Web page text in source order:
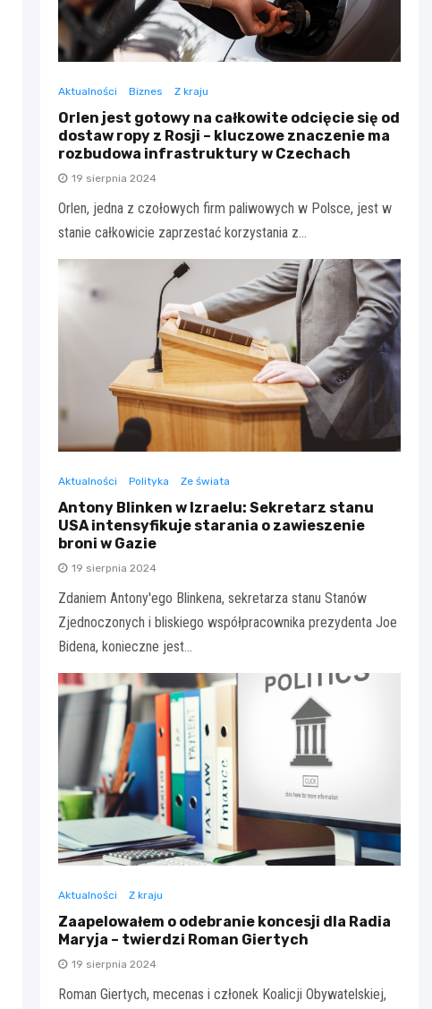
Aktualności Biznes Z kraju
Orlen jest gotowy na całkowite odcięcie się od
dostaw ropy z Rosji – kluczowe znaczenie ma
rozbudowa infrastruktury w Czechach
19 sierpnia 2024
Orlen, jedna z czołowych firm paliwowych w Polsce, jest w
stanie całkowicie zaprzestać korzystania z…
Aktualności Polityka Ze świata
Antony Blinken w Izraelu: Sekretarz stanu
USA intensyfikuje starania o zawieszenie
broni w Gazie
19 sierpnia 2024
Zdaniem Antony'ego Blinkena, sekretarza stanu Stanów
Zjednoczonych i bliskiego współpracownika prezydenta Joe
Bidena, konieczne jest…
Aktualności Z kraju
Zaapelowałem o odebranie koncesji dla Radia
Maryja – twierdzi Roman Giertych
19 sierpnia 2024
Roman Giertych, mecenas i członek Koalicji Obywatelskiej,